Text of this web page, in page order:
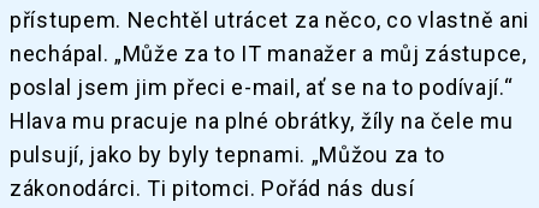
přístupem. Nechtěl utrácet za něco, co vlastně ani
nechápal. „Může za to IT manažer a můj zástupce,
poslal jsem jim přeci e-mail, ať se na to podívají.“
Hlava mu pracuje na plné obrátky, žíly na čele mu
pulsují, jako by byly tepnami. „Můžou za to
zákonodárci. Ti pitomci. Pořád nás dusí